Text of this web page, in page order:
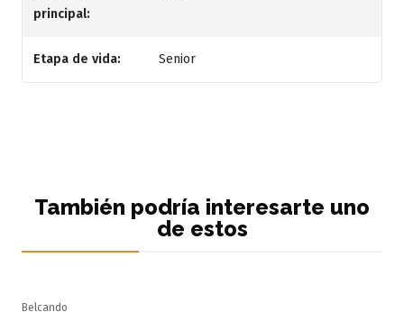
principal:
Etapa de vida: Senior
También podría interesarte uno
de estos
Belcando